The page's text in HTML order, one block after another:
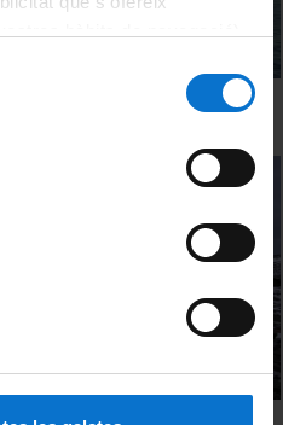
del lloc web de la
Marinos